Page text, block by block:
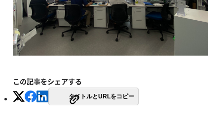
この記事をシェアする
タイトルとURLをコピー